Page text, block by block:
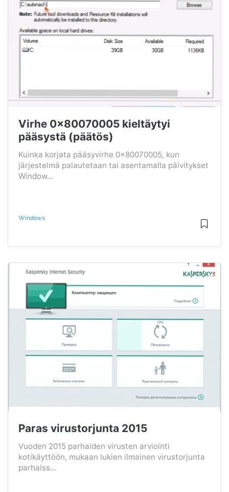
Virhe 0x80070005 kieltäytyi
pääsystä (päätös)
Kuinka korjata pääsyvirhe 0x80070005, kun
järjestelmä palautetaan tai asentamalla päivitykset
Window...
Windows
Paras virustorjunta 2015
Vuoden 2015 parhaiden virusten arviointi
kotikäyttöön, mukaan lukien ilmainen virustorjunta
parhaiss...